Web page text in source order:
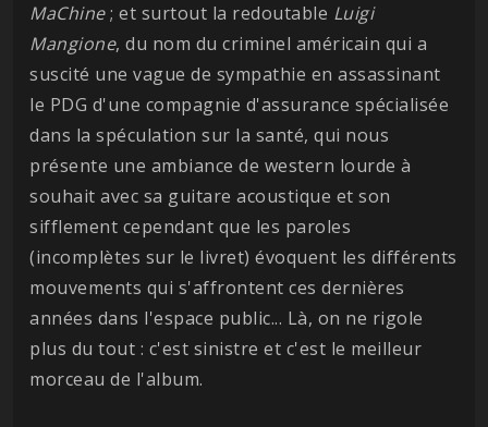
MaChine; et surtout la redoutable Luigi
Mangione, du nom du criminel américain qui a
suscité une vague de sympathie en assassinant
le PDG d'une compagnie d'assurance spécialisée
dans la spéculation sur la santé, qui nous
présente une ambiance de western lourde à
souhait avec sa guitare acoustique et son
sifflement cependant que les paroles
(incomplètes sur le livret) évoquent les différents
mouvements qui s'affrontent ces dernières
années dans l'espace public... Là, on ne rigole
plus du tout : c'est sinistre et c'est le meilleur
morceau de l'album.